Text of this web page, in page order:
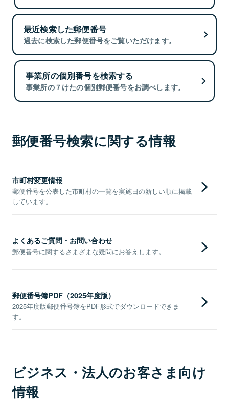
最近検索した郵便番号
過去に検索した郵便番号をご覧いただけます。
事業所の個別番号を検索する
事業所の７けたの個別郵便番号をお調べします。
郵便番号検索に関する情報
市町村変更情報
郵便番号を公表した市町村の一覧を実施日の新しい順に掲載
しています。
よくあるご質問・お問い合わせ
郵便番号に関するさまざまな疑問にお答えします。
郵便番号簿PDF（2025年度版）
2025年度版郵便番号簿をPDF形式でダウンロードできま
す。
ビジネス・法人のお客さま向け
情報